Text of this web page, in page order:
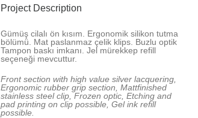
Project Description
Gümüş cilalı ön kısım. Ergonomik silikon tutma
bölümü. Mat paslanmaz çelik klips. Buzlu optik
Tampon baskı imkanı. Jel mürekkep refill
seçeneği mevcuttur.
Front section with high value silver lacquering,
Ergonomic rubber grip section, Mattfinished
stainless steel clip, Frozen optic, Etching and
pad printing on clip possible, Gel ink refill
possible.